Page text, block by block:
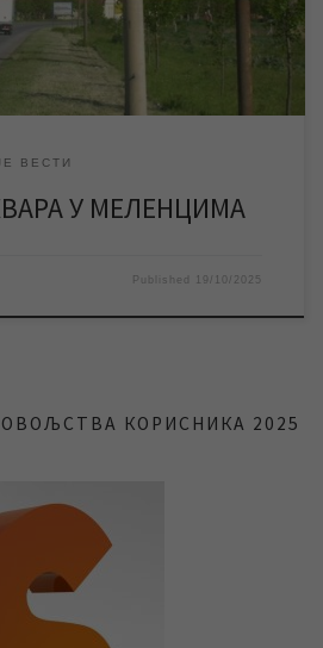
квара […]
ВЕСТИ
У МЕЛЕНЦИМА
Published 19/10/2025
КОРИСНИКА 2025